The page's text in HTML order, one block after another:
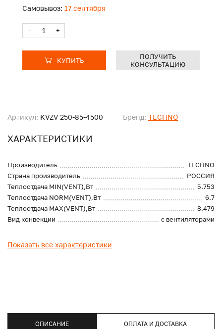
Артикул: KVZV 250-85-4500 Бренд: TECHNO
ХАРАКТЕРИСТИКИ
Производитель
TECHNO
Страна производитель
РОССИЯ
Теплоотдача MIN(VENT),Вт
5.753
Теплоотдача NORM(VENT),Вт
6.7
Теплоотдача MAX(VENT),Вт
8.479
Вид конвекции
с вентиляторами
Показать все характеристики
Самовывоз: 17 сентября
- +
КУПИТЬ
ПОЛУЧИТЬ
КОНСУЛЬТАЦИЮ
ОПИСАНИЕ ОПЛАТА И ДОСТАВКА